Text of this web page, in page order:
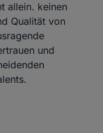
allein. keinen
Qualität von
und